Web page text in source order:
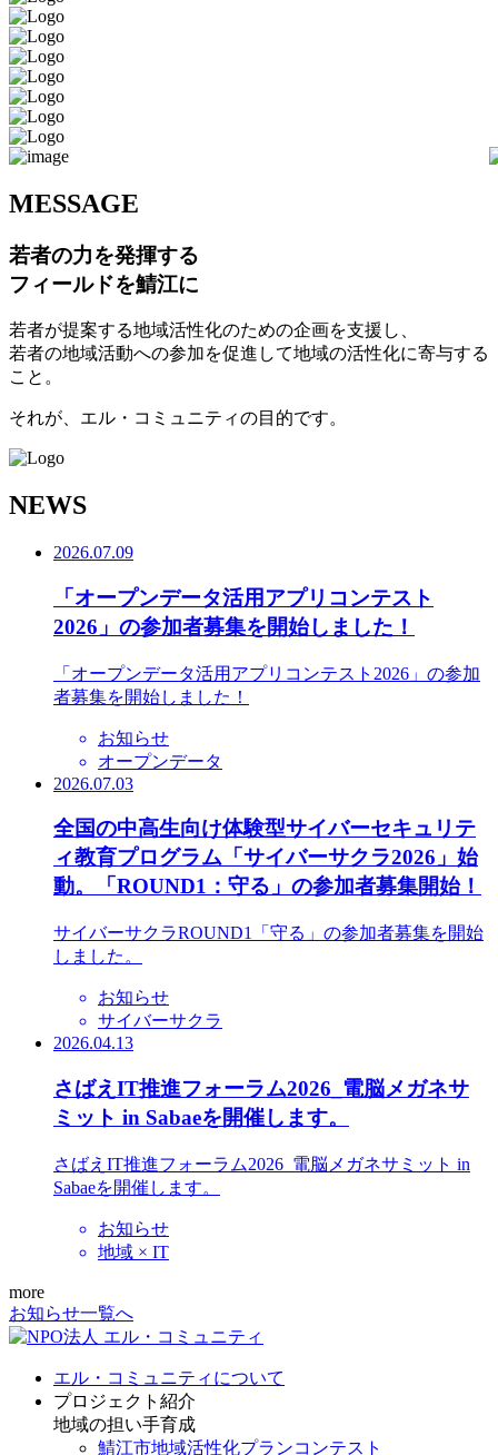
MESSAGE
若者の力を発揮する
フィールドを鯖江に
若者が提案する地域活性化のための企画を支援し、
若者の地域活動への参加を促進して地域の活性化に寄与する
こと。
それが、エル・コミュニティの目的です。
NEWS
2026.07.09
「オープンデータ活用アプリコンテスト
2026」の参加者募集を開始しました！
「オープンデータ活用アプリコンテスト2026」の参加
者募集を開始しました！
お知らせ
オープンデータ
2026.07.03
全国の中高生向け体験型サイバーセキュリテ
ィ教育プログラム「サイバーサクラ2026」始
動。「ROUND1：守る」の参加者募集開始！
サイバーサクラROUND1「守る」の参加者募集を開始
しました。
お知らせ
サイバーサクラ
2026.04.13
さばえIT推進フォーラム2026_電脳メガネサ
ミット in Sabaeを開催します。
さばえIT推進フォーラム2026_電脳メガネサミット in
Sabaeを開催します。
お知らせ
地域 × IT
more
お知らせ一覧へ
エル・コミュニティについて
プロジェクト紹介
地域の担い手育成
鯖江市地域活性化プランコンテスト